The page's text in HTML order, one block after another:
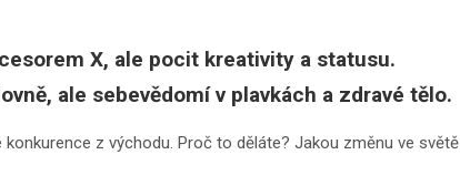
X, ale pocit kreativity a statusu.
ale sebevědomí v plavkách a zdravé tělo.
z východu. Proč to děláte? Jakou změnu ve světě